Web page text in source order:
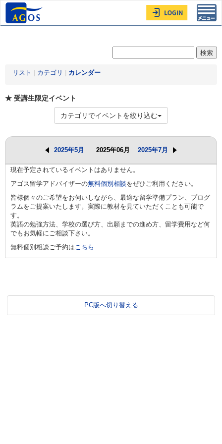
リスト カテゴリ カレンダー
★ 受講生限定イベント
カテゴリでイベントを絞り込む
2025年5月 2025年06月 2025年7月
現在予定されているイベントはありません。
アゴス留学アドバイザーの無料個別相談をぜひご利用ください。
皆様個々のご希望をお伺いしながら、最適な留学準備プラン、プログ
ラムをご提案いたします。実際に教材を見ていただくことも可能で
す。
英語の勉強方法、学校の選び方、出願までの進め方、留学費用など何
でもお気軽にご相談下さい。
無料個別相談ご予約はこちら
PC版へ切り替える